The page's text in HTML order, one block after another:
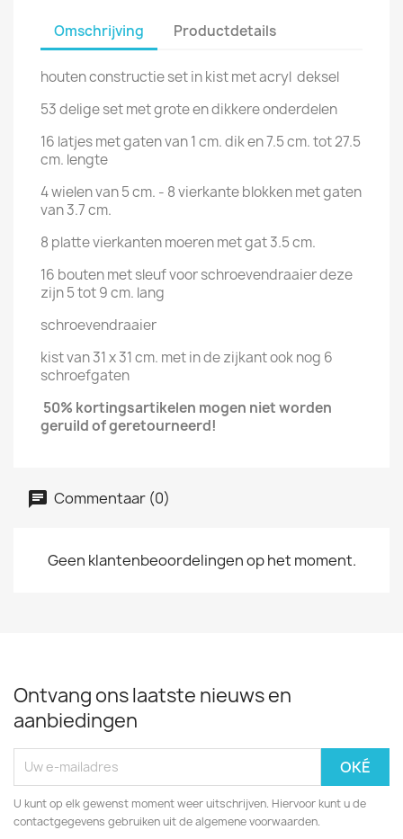
Omschrijving Productdetails
houten constructie set in kist met acryl deksel
53 delige set met grote en dikkere onderdelen
16 latjes met gaten van 1 cm. dik en 7.5 cm. tot 27.5
cm. lengte
4 wielen van 5 cm. - 8 vierkante blokken met gaten
van 3.7 cm.
8 platte vierkanten moeren met gat 3.5 cm.
16 bouten met sleuf voor schroevendraaier deze
zijn 5 tot 9 cm. lang
schroevendraaier
kist van 31 x 31 cm. met in de zijkant ook nog 6
schroefgaten
50% kortingsartikelen mogen nietworden
geruild ofgeretourneerd!
Commentaar (0)
Geen klantenbeoordelingen op het moment.
Ontvang ons laatste nieuws en
aanbiedingen
U kunt op elk gewenst moment weer uitschrijven. Hiervoor kunt u de
contactgegevens gebruiken uit de algemene voorwaarden.